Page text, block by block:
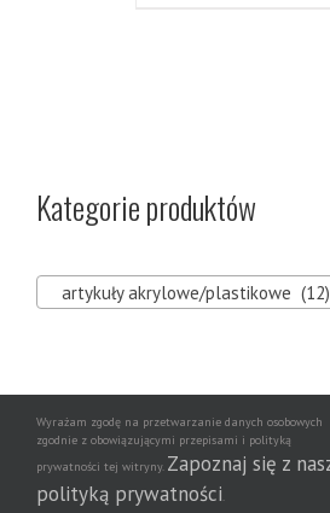
Kategorie produktów
artykuły akrylowe/plastikowe (12)
Copyright 2020 | Wszelkie prawa zastrzeżone |
Dziennikarska
Puzzle Trefl | Długiopis wymazywalny | Artykuły
Wyrażam zgodę na przetwarzanie danych osobowych
zgodnie z obowiązującymi przepisami i polityką
prywatności tej witryny. Zapoznaj się z
polityką prywatności.